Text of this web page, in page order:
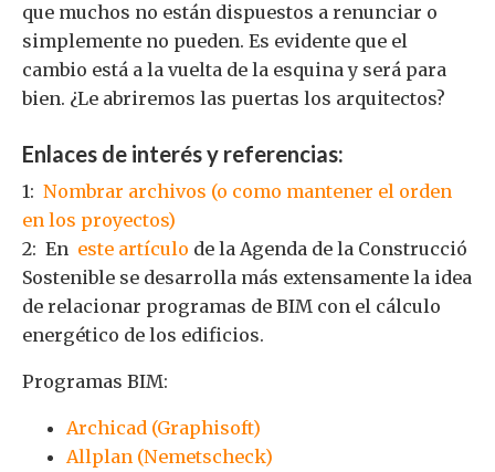
que muchos no están dispuestos a renunciar o
simplemente no pueden. Es evidente que el
cambio está a la vuelta de la esquina y será para
bien. ¿Le abriremos las puertas los arquitectos?
Enlaces de interés y referencias:
1: Nombrar archivos (o como mantener el orden
en los proyectos)
2: En este artículo de la Agenda de la Construcció
Sostenible se desarrolla más extensamente la idea
de relacionar programas de BIM con el cálculo
energético de los edificios.
Programas BIM:
Archicad (Graphisoft)
Allplan (Nemetscheck)